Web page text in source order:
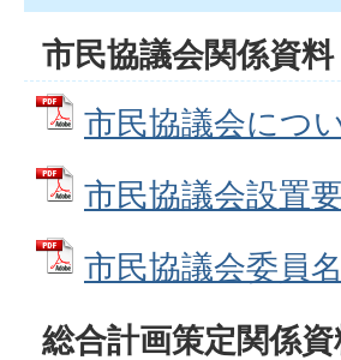
市民協議会関係資料
市民協議会につ
市民協議会設置
市民協議会委員
総合計画策定関係資